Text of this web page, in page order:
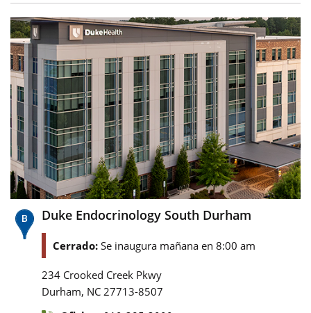
Duke Endocrinology South Durham
Cerrado: Se inaugura mañana en 8:00 am
234 Crooked Creek Pkwy
Durham, NC 27713-8507